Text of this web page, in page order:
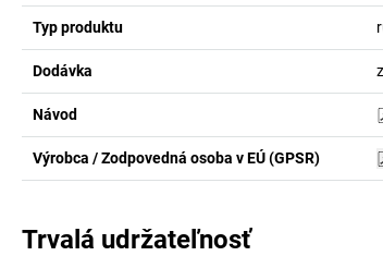
Typ produktu
Dodávka
Návod
Výrobca / Zodpovedná osoba v EÚ (GPSR)
Trvalá udržateľnosť